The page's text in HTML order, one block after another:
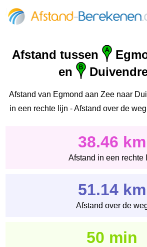
Afstand tussen
en
Afstand van Egmond aan Zee naar
in een rechte lijn - Afstand over de
38.46 km
Afstand in een rechte
51.14 km
Afstand over de
50 min